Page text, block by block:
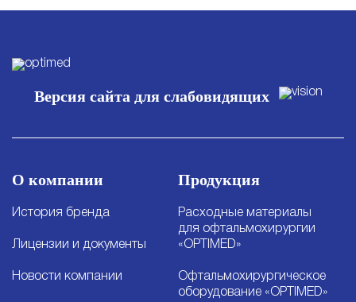
Версия сайта для слабовидящих
О компании
История бренда
Лицензии и документы
Новости компании
Продукция
Расходные материалы
для офтальмохирургии
«OPTIMED»
Офтальмохирургическое
оборудование «OPTIMED»